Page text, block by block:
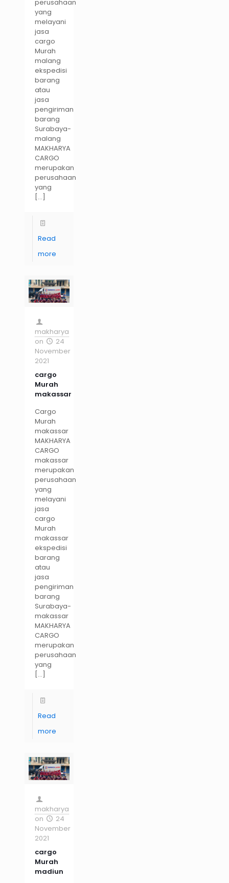
perusahaan
yang
melayani
jasa
cargo
Murah
malang
ekspedisi
barang
atau
jasa
pengiriman
barang
Surabaya-
malang
MAKHARYA
CARGO
merupakan
perusahaan
yang
[…]
Read
more
makharya
on
24
November
2021
cargo
Murah
makassar
Cargo
Murah
makassar
MAKHARYA
CARGO
makassar
merupakan
perusahaan
yang
melayani
jasa
cargo
Murah
makassar
ekspedisi
barang
atau
jasa
pengiriman
barang
Surabaya-
makassar
MAKHARYA
CARGO
merupakan
perusahaan
yang
[…]
Read
more
makharya
on
24
November
2021
cargo
Murah
madiun